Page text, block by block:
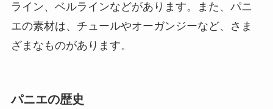
ライン、ベルラインなどがあります。また、パニ
エの素材は、チュールやオーガンジーなど、さま
ざまなものがあります。
パニエの歴史